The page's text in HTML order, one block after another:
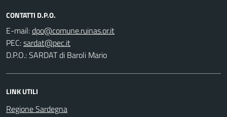
CONTATTI D.P.O.
E-mail:
PEC:
D.P.O.: SARDAT di Baroli Mario
LINK UTILI
Regione Sardegna